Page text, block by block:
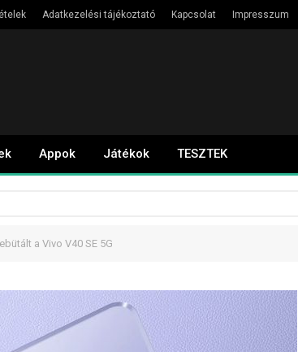
Adatkezelési tájékoztató Kapcsolat Impresszum
Appok Játékok TESZTEK
a Vivo V40 SE 5G